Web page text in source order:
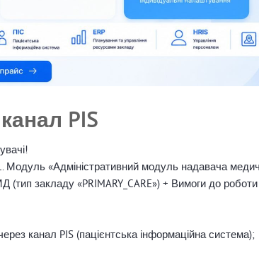
PIS
«Адміністративний модуль надавача
закладу «PRIMARY_CARE») + Вимоги до
канал PIS (пацієнтська інформаційна система);